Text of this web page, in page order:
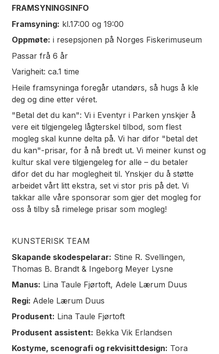
FRAMSYNINGSINFO
Framsyning: kl.17:00 og 19:00
Oppmøte: i resepsjonen på Norges Fiskerimuseum
Passar frå 6 år
Varigheit: ca.1 time
Heile framsyninga foregår utandørs, så hugs å kle
deg og dine etter véret.
"Betal det du kan": Vi i Eventyr i Parken ynskjer å
vere eit tilgjengeleg lågterskel tilbod, som flest
mogleg skal kunne delta på. Vi har difor "betal det
du kan"-prisar, for å nå bredt ut. Vi meiner kunst og
kultur skal vere tilgjengeleg for alle – du betaler
difor det du har moglegheit til. Ynskjer du å støtte
arbeidet vårt litt ekstra, set vi stor pris på det. Vi
takkar alle våre sponsorar som gjer det mogleg for
oss å tilby så rimelege prisar som mogleg!
KUNSTERISK TEAM
Skapande skodespelarar: Stine R. Svellingen,
Thomas B. Brandt & Ingeborg Meyer Lysne
Manus: Lina Taule Fjørtoft, Adele Lærum Duus
Regi: Adele Lærum Duus
Produsent: Lina Taule Fjørtoft
Produsent assistent: Bekka Vik Erlandsen
Kostyme, scenografi og rekvisittdesign: Tora